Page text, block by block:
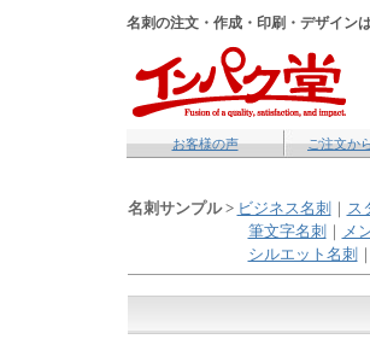
名刺の注文・作成・印刷・デザイン
お客様の声 ご注文か
名刺サンプル > ビジネス名刺 ス
筆文字名刺
メ
シルエット名刺